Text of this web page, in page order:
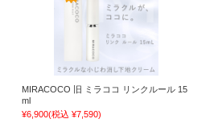
MIRACOCO 旧 ミラココ リンクルール 15
ml
¥6,900(税込 ¥7,590)